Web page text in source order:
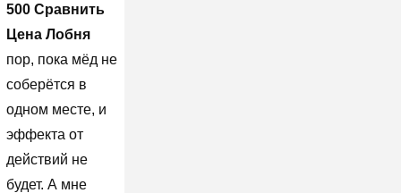
500 Сравнить
Цена Лобня
пор, пока мёд не
соберётся в
одном месте, и
эффекта от
действий не
будет. А мне